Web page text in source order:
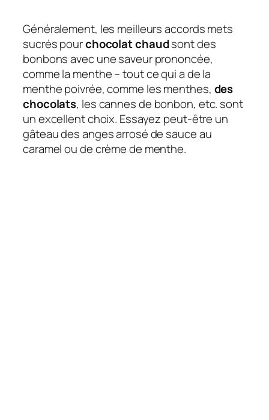
Généralement, les meilleurs accords mets
sucrés pourchocolat chaudsont des
bonbons avec une saveur prononcée,
comme la menthe – tout ce qui a de la
menthe poivrée, comme les menthes, des
chocolats, les cannes de bonbon, etc. sont
un excellent choix. Essayez peut-être un
gâteau des anges arrosé de sauce au
caramel ou de crème de menthe.